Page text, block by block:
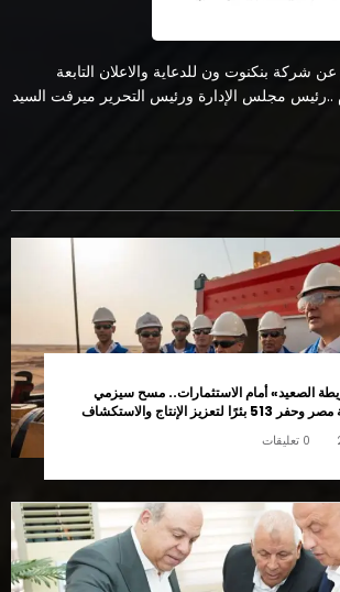
شركة بنكنوت ون للدعاية والاعلان التابعة
..رئيس مجلس الإدارة ورئيس التحرير ميرفت السيد
الصعيد» أمام الاستثمارات.. مسح سيزمي
0 تعليقات